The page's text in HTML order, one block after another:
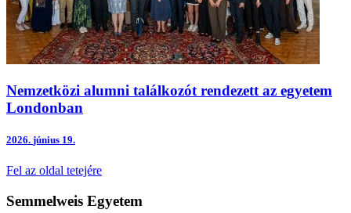
Nemzetközi alumni találkozót rendezett az egyetem
Londonban
2026. június 19.
Fel az oldal tetejére
Semmelweis Egyetem